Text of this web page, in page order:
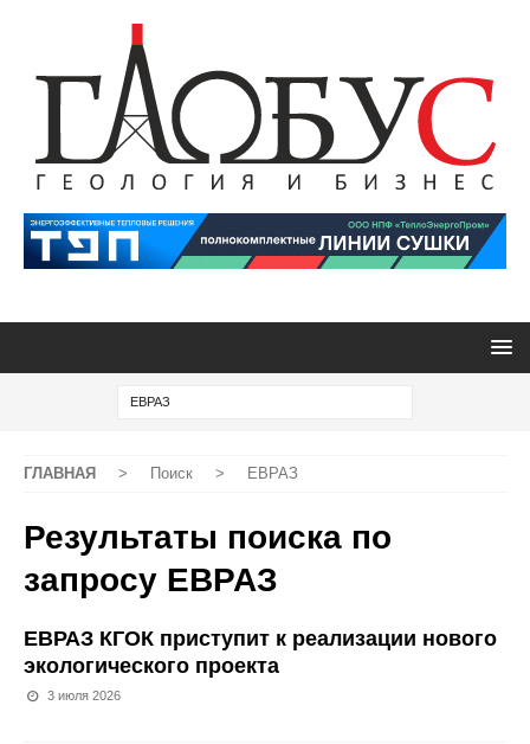
ГЛАВНАЯ > Поиск > ЕВРАЗ
Результаты поиска по
запросу ЕВРАЗ
ЕВРАЗ КГОК приступит к реализации нового
экологического проекта
3 июля 2026